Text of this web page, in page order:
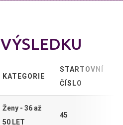
KATEGORIE
STARTOVNÍ
ČÍSLO
Ženy - 36 až
50 LET
45